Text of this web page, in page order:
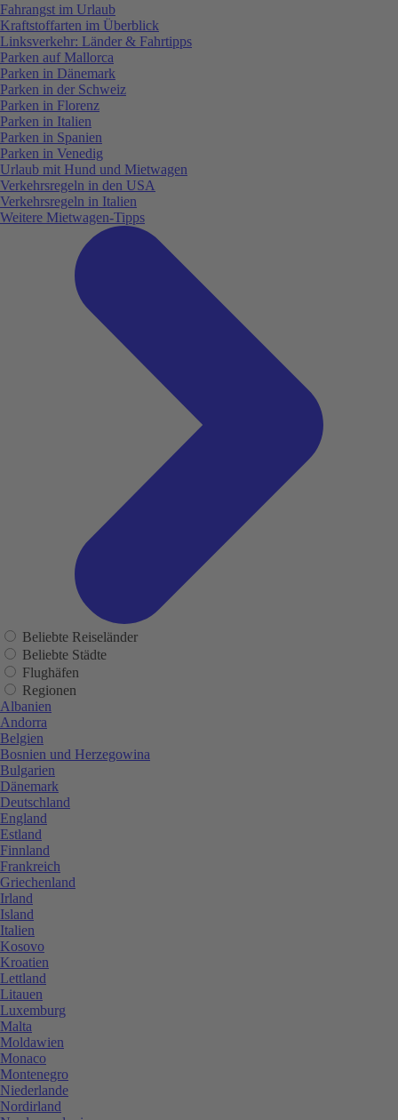
Fahrangst im Urlaub
Kraftstoffarten im Überblick
Linksverkehr: Länder & Fahrtipps
Parken auf Mallorca
Parken in Dänemark
Parken in der Schweiz
Parken in Florenz
Parken in Italien
Parken in Spanien
Parken in Venedig
Urlaub mit Hund und Mietwagen
Verkehrsregeln in den USA
Verkehrsregeln in Italien
Weitere Mietwagen-Tipps
Beliebte Reiseländer
Beliebte Städte
Flughäfen
Regionen
Albanien
Andorra
Belgien
Bosnien und Herzegowina
Bulgarien
Dänemark
Deutschland
England
Estland
Finnland
Frankreich
Griechenland
Irland
Island
Italien
Kosovo
Kroatien
Lettland
Litauen
Luxemburg
Malta
Moldawien
Monaco
Montenegro
Niederlande
Nordirland